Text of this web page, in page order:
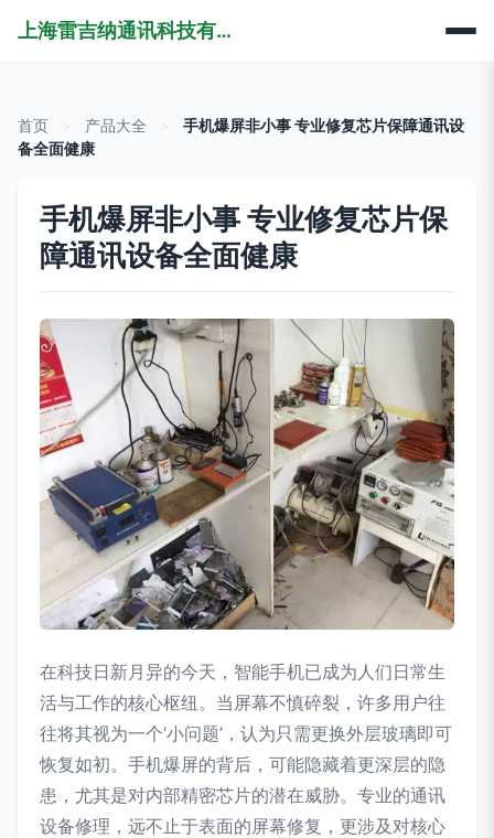
上海雷吉纳通讯科技有限公司
首页 产品大全
手机爆屏非小事 专业修复芯片保障通讯设
备全面健康
手机爆屏非小事 专业修复芯片保
障通讯设备全面健康
在科技日新月异的今天，智能手机已成为人们日常生
活与工作的核心枢纽。当屏幕不慎碎裂，许多用户往
往将其视为一个‘小问题’，认为只需更换外层玻璃即可
恢复如初。手机爆屏的背后，可能隐藏着更深层的隐
患，尤其是对内部精密芯片的潜在威胁。专业的通讯
设备修理，远不止于表面的屏幕修复，更涉及对核心